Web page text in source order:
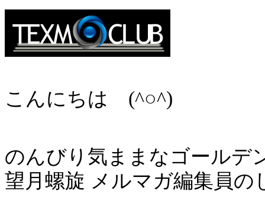
こんにちは (^○^)
のんびり気ままなゴールデ
望月螺旋 メルマガ編集員の